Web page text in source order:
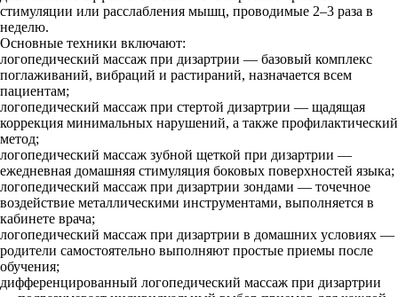
стимуляции или расслабления мышц, проводимые 2–3 раза в
неделю.
Основные техники включают:
логопедический массаж при дизартрии — базовый комплекс
поглаживаний, вибраций и растираний, назначается всем
пациентам;
логопедический массаж при стертой дизартрии — щадящая
коррекция минимальных нарушений, а также профилактический
метод;
логопедический массаж зубной щеткой при дизартрии —
ежедневная домашняя стимуляция боковых поверхностей языка;
логопедический массаж при дизартрии зондами — точечное
воздействие металлическими инструментами, выполняется в
кабинете врача;
логопедический массаж при дизартрии в домашних условиях —
родители самостоятельно выполняют простые приемы после
обучения;
дифференцированный логопедический массаж при дизартрии